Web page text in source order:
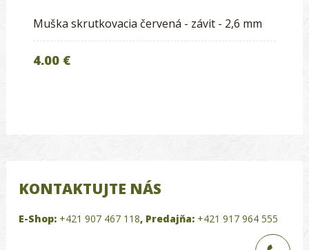
Muška skrutkovacia červená - závit - 2,6 mm
4.00 €
KONTAKTUJTE NÁS
E-Shop: +421 907 467 118, Predajňa: +421 917 964 555